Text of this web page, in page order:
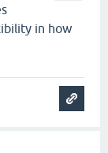
in how